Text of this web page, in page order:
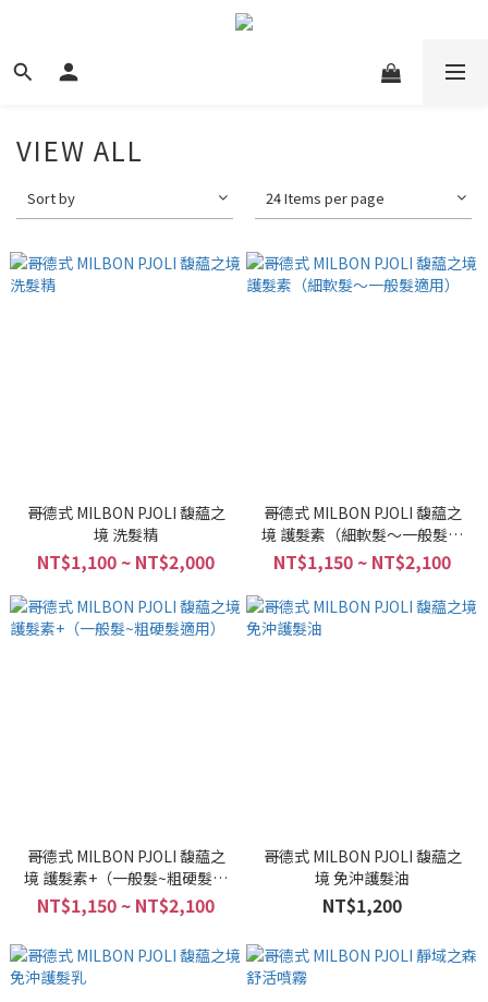
VIEW ALL
Sort by 24 Items per page
哥德式 MILBON PJOLI 馥藴之
境 洗髮精
NT$1,100 ~ NT$2,000
哥德式 MILBON PJOLI 馥藴之
境 護髮素（細軟髮～一般髮適
用）
NT$1,150 ~ NT$2,100
哥德式 MILBON PJOLI 馥藴之
境 護髮素+（一般髮~粗硬髮適
用）
NT$1,150 ~ NT$2,100
哥德式 MILBON PJOLI 馥藴之
境 免沖護髮油
NT$1,200